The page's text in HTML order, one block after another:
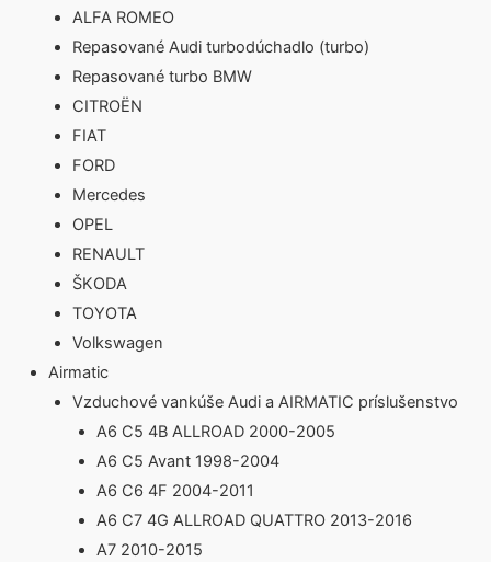
ALFA ROMEO
Repasované Audi turbodúchadlo (turbo)
Repasované turbo BMW
CITROËN
FIAT
FORD
Mercedes
OPEL
RENAULT
ŠKODA
TOYOTA
Volkswagen
Airmatic
Vzduchové vankúše Audi a AIRMATIC príslušenstvo
A6 C5 4B ALLROAD 2000-2005
A6 C5 Avant 1998-2004
A6 C6 4F 2004-2011
A6 C7 4G ALLROAD QUATTRO 2013-2016
A7 2010-2015